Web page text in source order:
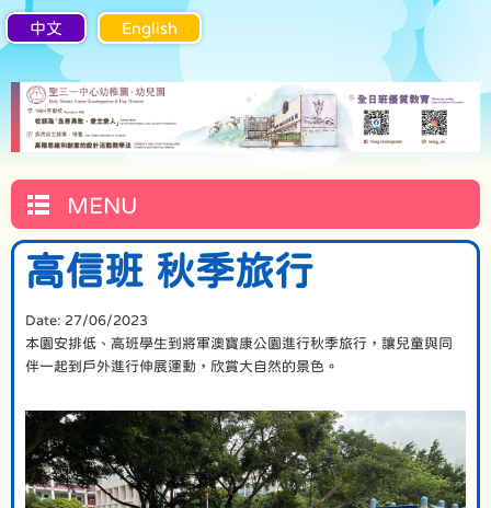
中文 English
MENU
高信班 秋季旅行
Date: 27/06/2023
本園安排低、高班學生到將軍澳寶康公園進行秋季旅行，讓兒童與同
伴一起到戶外進行伸展運動，欣賞大自然的景色。